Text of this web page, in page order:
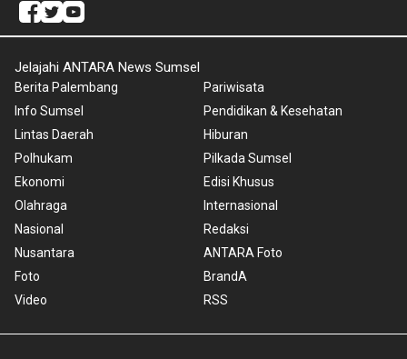
Jelajahi ANTARA News Sumsel
Berita Palembang
Info Sumsel
Lintas Daerah
Polhukam
Ekonomi
Olahraga
Nasional
Nusantara
Foto
Video
Pariwisata
Pendidikan & Kesehatan
Hiburan
Pilkada Sumsel
Edisi Khusus
Internasional
Redaksi
ANTARA Foto
BrandA
RSS